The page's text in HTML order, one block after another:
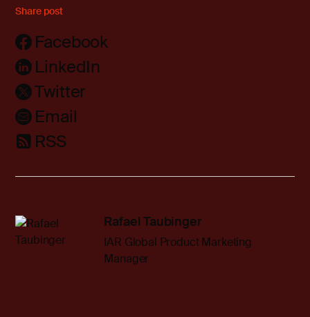
Share post
Facebook
LinkedIn
Twitter
Email
RSS
Rafael Taubinger
IAR Global Product Marketing
Manager